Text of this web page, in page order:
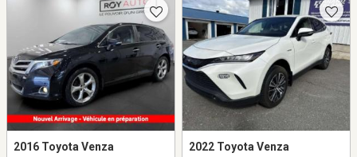
2016 Toyota Venza 2022 Toyota Venza